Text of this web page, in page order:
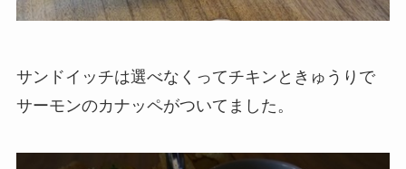
サンドイッチは選べなくってチキンときゅうりで
サーモンのカナッペがついてました。